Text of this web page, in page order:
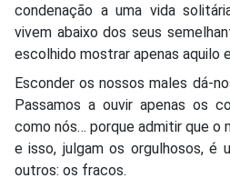
condenação a uma vida
vivem abaixo dos seus
escolhido mostrar apenas aquilo
Esconder os nossos males dá-
Passamos a ouvir apenas os
como nós… porque admitir que o
e isso, julgam os orgulhosos, é
outros: os fracos.